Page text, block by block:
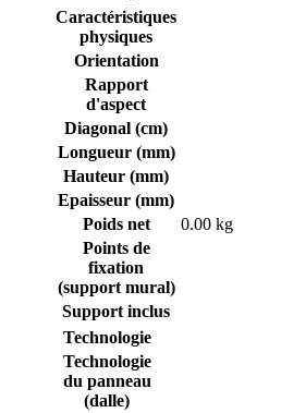
Caractéristiques
physiques
Orientation
Rapport
d'aspect
Diagonal (cm)
Longueur (mm)
Hauteur (mm)
Epaisseur (mm)
Poids net
0.00 kg
Points de
fixation
(support mural)
Support inclus
Technologie
Technologie
du panneau
(dalle)